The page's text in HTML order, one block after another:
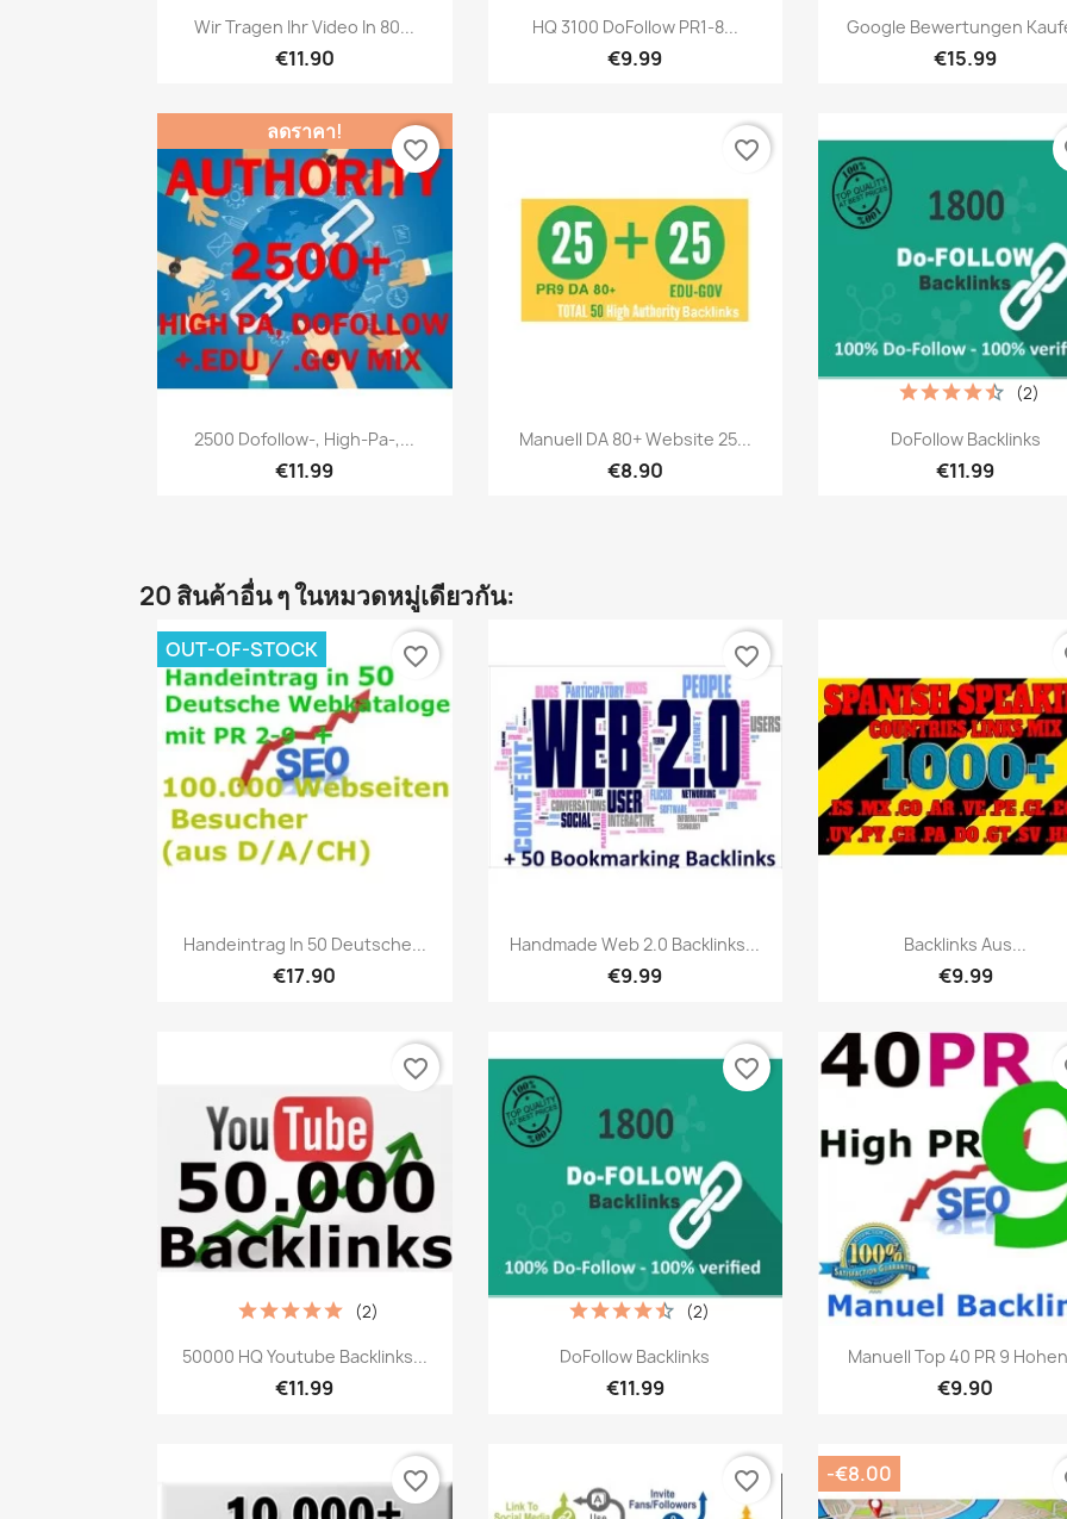
เปิดหน้าต่างย่อ
Wir Tragen Ihr Video In 80...
€11.90
เปิดหน้าต่างย่อ
HQ 3100 DoFollow PR1-8...
€9.99
เปิดหน้าต่างย่อ
Google Bewertungen
€15.99
เปิดหน้าต่างย่อ
2500 Dofollow-, High-Pa-,...
€11.99
ลดราคา!
favorite_border
 เปิดหน้าต่างย่อ
Manuell DA 80+ Website 25...
€8.90
favorite_border
เปิดหน้าต่างย่อ
DoFollow Backlinks
€11.99
(2)
20 สินค้าอื่น ๆ ในหมวดหมู่เดียวกัน:
เปิดหน้าต่างย่อ
Handeintrag In 50 Deutsche...
€17.90
OUT-OF-STOCK favorite_border
เปิดหน้าต่างย่อ
Handmade Web 2.0 Backlinks...
€9.99
favorite_border
เปิดหน้าต่างย่อ
Backlinks Aus...
€9.99
เปิดหน้าต่างย่อ
50000 HQ Youtube Backlinks...
€11.99
(2)
favorite_border
เปิดหน้าต่างย่อ
DoFollow Backlinks
€11.99
(2)
favorite_border
เปิดหน้าต่างย่อ
Manuell Top 40 PR 9
€9.90
favorite_border favorite_border -€8.00